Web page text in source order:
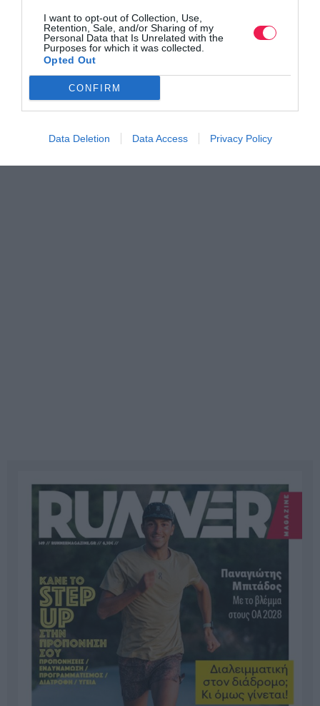
I want to opt-out of Collection, Use,
Retention, Sale, and/or Sharing of my
Personal Data that Is Unrelated with the
Purposes for which it was collected.
Opted Out
CONFIRM
Data Deletion Data Access Privacy Policy